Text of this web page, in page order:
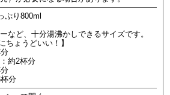
ぷり800ml
など、十分湯沸かしできるサイズです。
ちょうどいい！】
約2杯分
分